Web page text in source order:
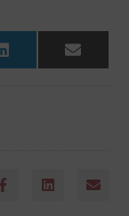
LinkedIn Email